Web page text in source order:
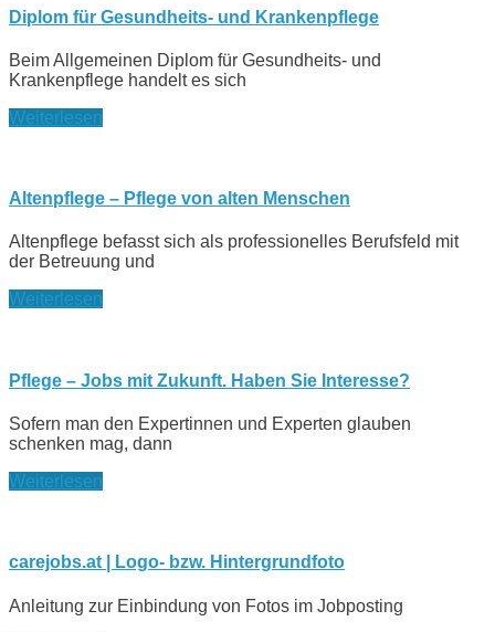
Diplom für Gesundheits- und Krankenpflege
Beim Allgemeinen Diplom für Gesundheits- und
Krankenpflege handelt es sich
Weiterlesen
Altenpflege – Pflege von alten Menschen
Altenpflege befasst sich als professionelles Berufsfeld mit
der Betreuung und
Weiterlesen
Pflege – Jobs mit Zukunft. Haben Sie Interesse?
Sofern man den Expertinnen und Experten glauben
schenken mag, dann
Weiterlesen
carejobs.at | Logo- bzw. Hintergrundfoto
Anleitung zur Einbindung von Fotos im Jobposting